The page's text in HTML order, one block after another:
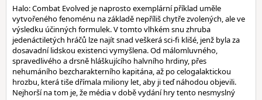
Halo: Combat Evolved je naprosto exemplární příklad uměle
vytvořeného fenoménu na základě nepříliš chytře zvolených, ale ve
výsledku účinných formulek. V tomto vlhkém snu zhruba
jedenáctiletých hráčů lze najít snad veškerá sci-fi klišé, jenž byla za
dosavadní lidskou existenci vymyšlena. Od málomluvného,
spravedlivého a drsně hláškujícího halvního hrdiny, přes
nehumáního bezcharakterního kapitána, až po celogalaktickou
hrozbu, která tiše dřímala miliony let, aby ji teď náhodou objevili.
Nejhorší na tom je, že média v době vydání hry tento nesmyslný